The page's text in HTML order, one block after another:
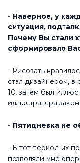
- Всё зависит от
Если она есть,
себе время на
платить аренду, а
Для творцов важно
переживаний.
внешних факторов и
меланхолии
погружаться в
могу черпать в